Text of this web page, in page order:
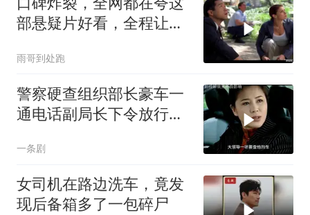
部悬疑片好看，全程让人
雨哥到处跑
警察硬查组织部长豪车一
通电话副局长下令放行，
一条剧
女司机在路边洗车，竟发
现后备箱多了一包碎尸